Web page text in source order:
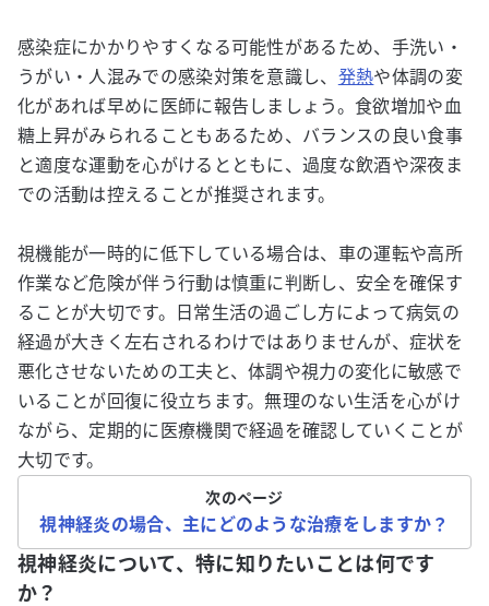
感染症にかかりやすくなる可能性があるため、手洗い・
うがい・人混みでの感染対策を意識し、 発熱や体調の変
化があれば早めに医師に報告しましょう。食欲増加や血
糖上昇がみられることもあるため、バランスの良い食事
と適度な運動を心がけるとともに、過度な飲酒や深夜ま
での活動は控えることが推奨されます。
視機能が一時的に低下している場合は、車の運転や高所
作業など危険が伴う行動は慎重に判断し、安全を確保す
ることが大切です。日常生活の過ごし方によって病気の
経過が大きく左右されるわけではありませんが、症状を
悪化させないための工夫と、体調や視力の変化に敏感で
いることが回復に役立ちます。無理のない生活を心がけ
ながら、定期的に医療機関で経過を確認していくことが
大切です。
次のページ
視神経炎の場合、主にどのような治療をしますか？
視神経炎について、特に知りたいことは何です
か？